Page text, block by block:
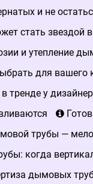
и не
стать звездой
и утепление
для вашего
тренде у
трубы —
когда
дымовых